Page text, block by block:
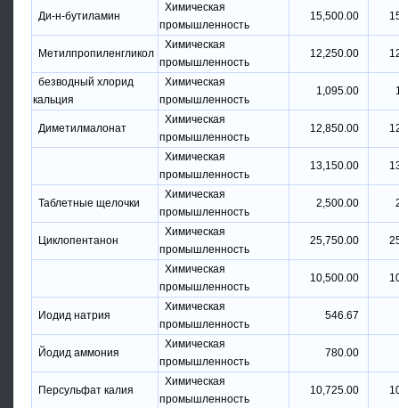
Ди-н-бутиламин
Химическая
промышленность
15,500.00
Метилпропиленгликол
Химическая
промышленность
12,250.00
безводный хлорид
кальция
Химическая
промышленность
1,095.00
Диметилмалонат
Химическая
промышленность
12,850.00
Химическая
промышленность
13,150.00
Таблетные щелочки
Химическая
промышленность
2,500.00
Циклопентанон
Химическая
промышленность
25,750.00
Химическая
промышленность
10,500.00
Иодид натрия
Химическая
промышленность
546.67
Йодид аммония
Химическая
промышленность
780.00
Персульфат калия
Химическая
промышленность
10,725.00